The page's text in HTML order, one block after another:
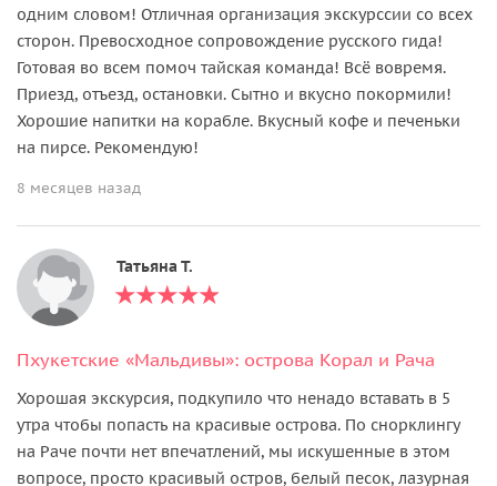
одним словом! Отличная организация экскурссии со всех
сторон. Превосходное сопровождение русского гида!
Готовая во всем помоч тайская команда! Всё вовремя.
Приезд, отъезд, остановки. Сытно и вкусно покормили!
Хорошие напитки на корабле. Вкусный кофе и печеньки
на пирсе. Рекомендую!
8 месяцев назад
Татьяна Т.
Пхукетские «Мальдивы»: острова Корал и Рача
Хорошая экскурсия, подкупило что ненадо вставать в 5
утра чтобы попасть на красивые острова. По снорклингу
на Раче почти нет впечатлений, мы искушенные в этом
вопросе, просто красивый остров, белый песок, лазурная